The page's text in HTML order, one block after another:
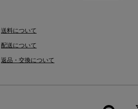
送料について
配送について
返品・交換について